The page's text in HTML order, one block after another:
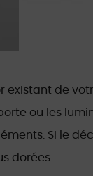
de
ou les
Si le
dorées.